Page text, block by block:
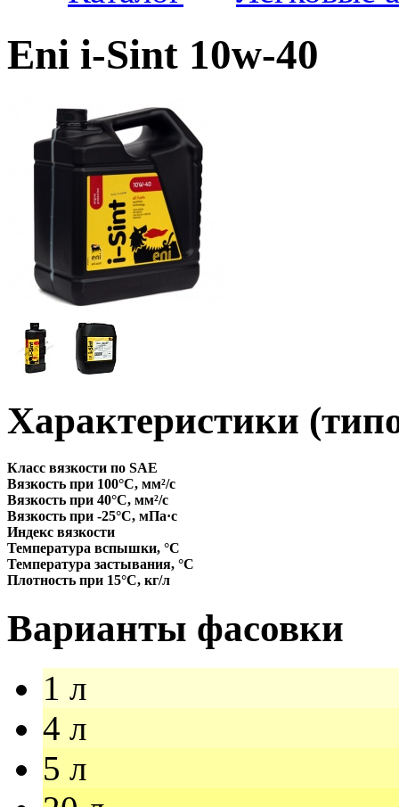
Eni i-Sint 10w-40
Характеристики
Класс вязкости по SAE
Вязкость при 100°С, мм²/с
Вязкость при 40°С, мм²/с
Вязкость при -25°С, мПа·с
Индекс вязкости
Температура вспышки, °C
Температура застывания, °C
Плотность при 15°С, кг/л
Варианты фасовки
1 л
4 л
5 л